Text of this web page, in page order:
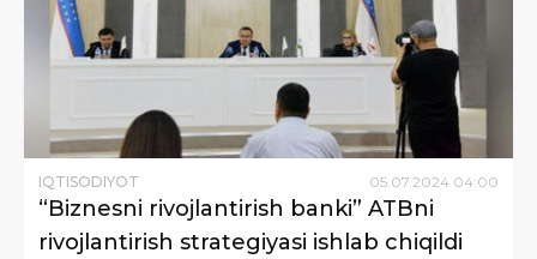
IQTISODIYOT 05 07 2024 04:00
“Biznesni rivojlantirish banki” ATBni
rivojlantirish strategiyasi ishlab chiqildi